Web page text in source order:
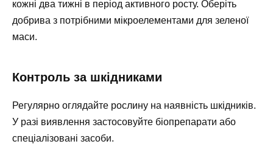
кожні два тижні в період активного росту. Оберіть
добрива з потрібними мікроелементами для зеленої
маси.
Контроль за шкідниками
Регулярно оглядайте рослину на наявність шкідників.
У разі виявлення застосовуйте біопрепарати або
спеціалізовані засоби.